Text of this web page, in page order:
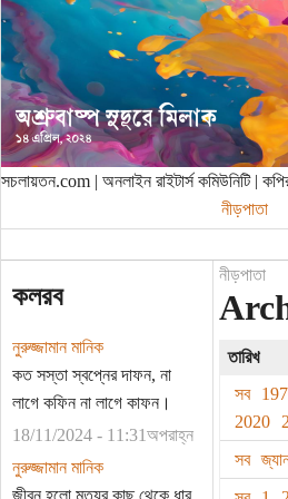
সচলায়তন.com | অনলাইন রাইটার্স কমিউনিটি |
নীড়পাতা
কলরব
নুরুজ্জামান মানিক
কত সস্তা স্বপ্নের দাফন, না
লাগে কফিন না লাগে কাফন।
18/11/2024 - 11:31অপরাহ্ন
নুরুজ্জামান মানিক
জীবন হলো মৃত্যুর কাছ থেকে ধার
নীড়পাতা
তারিখ
সব
2020
সব